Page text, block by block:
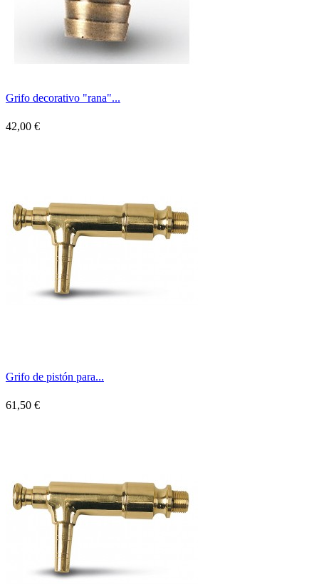
Grifo decorativo "rana"...
42,00 €
Grifo de pistón para...
61,50 €